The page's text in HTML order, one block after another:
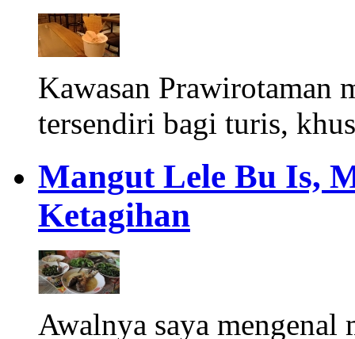
Kawasan Prawirotaman
tersendiri bagi turis,
Mangut Lele Bu Is,
Ketagihan
Awalnya saya mengenal